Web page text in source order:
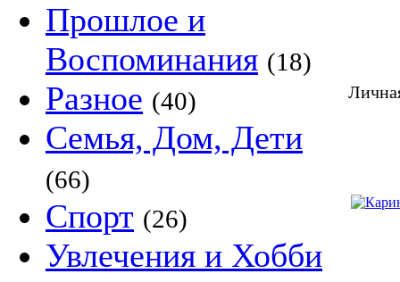
Прошлое и
Воспоминания (18)
Разное (40)
Семья, Дом, Дети
(66)
Спорт (26)
Увлечения и Хобби